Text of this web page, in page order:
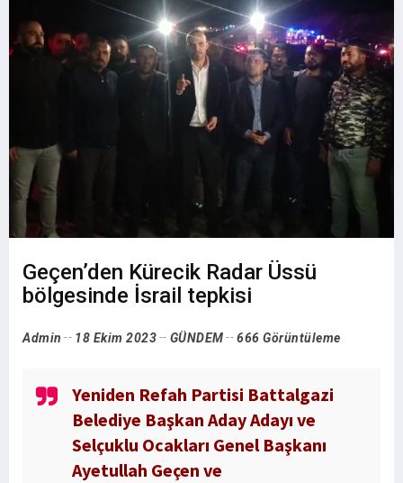
Geçen’den Kürecik Radar Üssü
bölgesinde İsrail tepkisi
Admin 18 Ekim 2023 GÜNDEM 666 Görüntüleme
Yeniden Refah Partisi Battalgazi
Belediye Başkan Aday Adayı ve
Selçuklu Ocakları Genel Başkanı
Ayetullah Geçen ve